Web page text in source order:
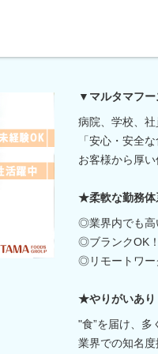
▼マルタマフー
病院、学校、
「安心・安全
お客様から厚い
★柔軟な勤務体
◎業界内でも高
◎ブランクOK
◎リモートワー
★やりがいあり
"食”を届け、多
業界での知名